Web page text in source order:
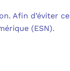
Afin d’éviter
(ESN).